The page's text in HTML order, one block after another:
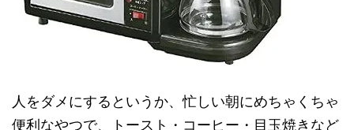
人をダメにするというか、忙しい朝にめちゃくちゃ
便利なやつで、トースト・コーヒー・目玉焼きなど